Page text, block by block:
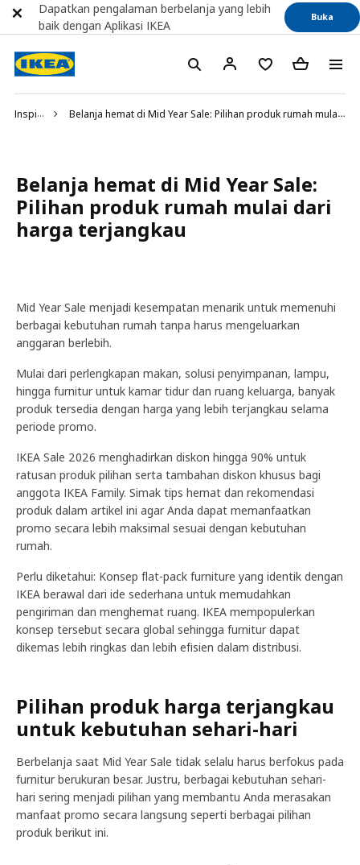
Inspirasi Belanja hemat di Mid Year Sale: Pilihan produk rumah mulai dari harga terjangkau
Belanja hemat di Mid Year Sale:
Pilihan produk rumah mulai dari
harga terjangkau
Mid Year Sale menjadi kesempatan menarik untuk memenuhi
berbagai kebutuhan rumah tanpa harus mengeluarkan
anggaran berlebih.
Mulai dari perlengkapan makan, solusi penyimpanan, lampu,
hingga furnitur untuk kamar tidur dan ruang keluarga, banyak
produk tersedia dengan harga yang lebih terjangkau selama
periode promo.
IKEA Sale 2026 menghadirkan diskon hingga 90% untuk
ratusan produk pilihan serta tambahan diskon khusus bagi
anggota IKEA Family. Simak tips hemat dan rekomendasi
produk dalam artikel ini agar Anda dapat memanfaatkan
promo secara lebih maksimal sesuai dengan kebutuhan
rumah.
Perlu diketahui: Konsep flat-pack furniture yang identik dengan
IKEA berawal dari ide sederhana untuk memudahkan
pengiriman dan menghemat ruang. IKEA mempopulerkan
konsep tersebut secara global sehingga furnitur dapat
dikemas lebih ringkas dan lebih efisien dalam distribusi.
Pilihan produk harga terjangkau
untuk kebutuhan sehari-hari
Berbelanja saat Mid Year Sale tidak selalu harus berfokus pada
furnitur berukuran besar. Justru, berbagai kebutuhan sehari-
hari sering menjadi pilihan yang membantu Anda merasakan
manfaat promo secara langsung seperti berbagai pilihan
produk berikut ini.
Dapatkan pengalaman berbelanja yang lebih
baik dengan Aplikasi IKEA
Buka